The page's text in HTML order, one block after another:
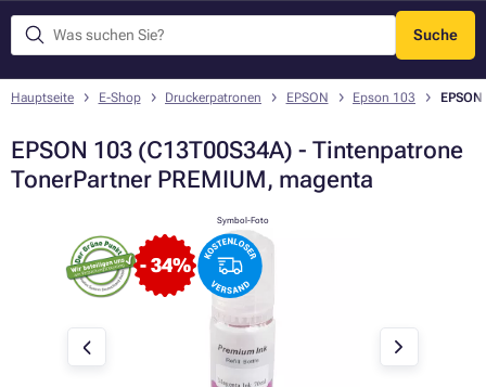
Suche
Menü
Hauptseite E-Shop Druckerpatronen EPSON Epson 103
EPSON 103 (C13T00S34A) - Tintenpatrone
TonerPartner PREMIUM, magenta
- 34%
Symbol-Foto